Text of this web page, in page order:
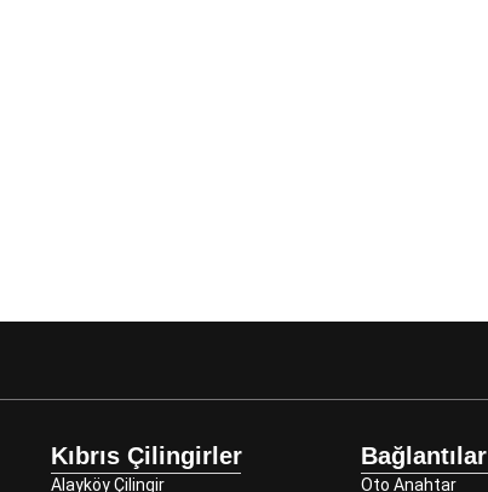
Kıbrıs Çilingirler
Alayköy Çilingir
Bağlantılar
Oto Anahtar